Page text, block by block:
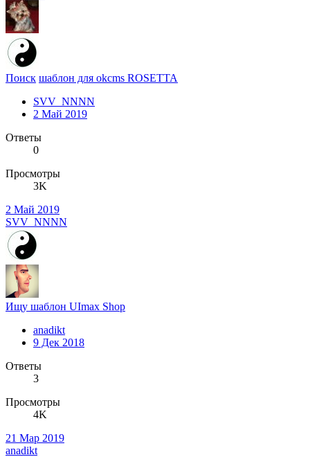
Поиск шаблон для okcms ROSETTA
SVV_NNNN
2 Май 2019
Ответы
0
Просмотры
3K
2 Май 2019
SVV_NNNN
Ищу шаблон UImax Shop
anadikt
9 Дек 2018
Ответы
3
Просмотры
4K
21 Мар 2019
anadikt